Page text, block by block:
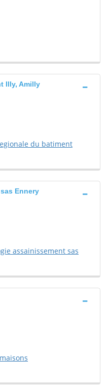
Illy, Amilly
du batiment
Ennery
assainissement sas